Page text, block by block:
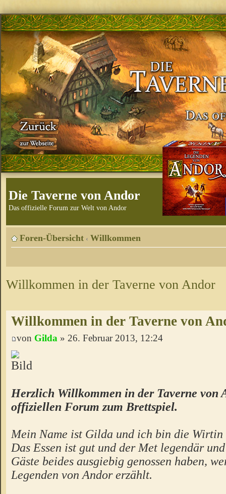
Die Taverne von Andor
Das offizielle Forum zur Welt von Andor
Foren-Übersicht ‹ Willkommen
Willkommen in der Taverne von Andor
Willkommen in der Taverne von
von Gilda » 26. Februar 2013, 12:24
Herzlich Willkommen in der Taverne von
offiziellen Forum zum Brettspiel.
Mein Name ist Gilda und ich bin die Wirtin
Das Essen ist gut und der Met legendär
Gäste beides ausgiebig genossen haben,
Legenden von Andor erzählt.